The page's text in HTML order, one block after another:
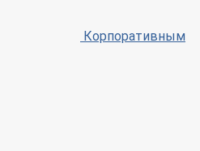
Корпоративным